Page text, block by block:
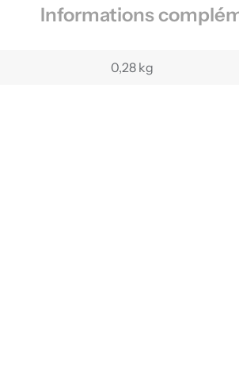
Informations
0,28 kg